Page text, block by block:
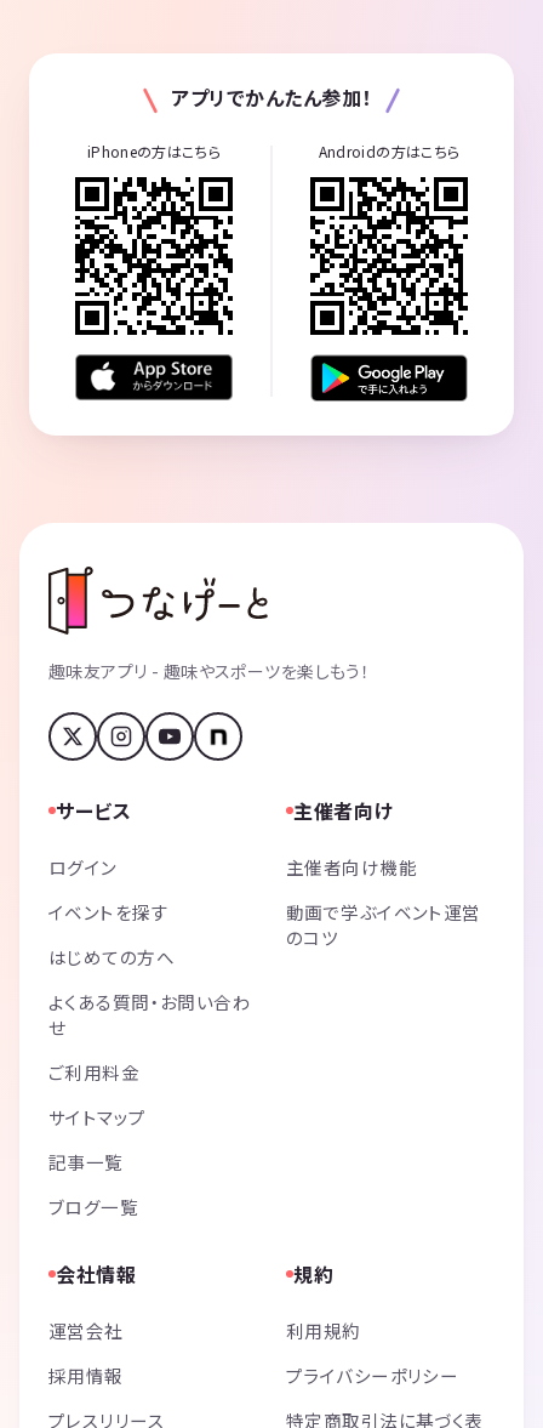
アプリでかんたん参加！
iPhoneの方はこちら Androidの方はこちら
趣味友アプリ - 趣味やスポーツを楽しもう！
サービス
ログイン
イベントを探す
はじめての方へ
よくある質問・お問い合わ
せ
ご利用料金
サイトマップ
記事一覧
ブログ一覧
主催者向け
主催者向け機能
動画で学ぶイベント運営
のコツ
会社情報
運営会社
採用情報
プレスリリース
規約
利用規約
プライバシーポリシー
特定商取引法に基づく表